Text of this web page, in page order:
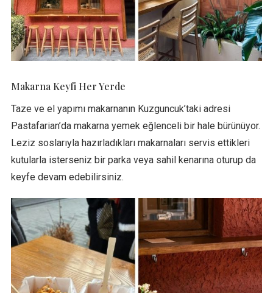
Makarna Keyfi Her Yerde
Taze ve el yapımı makarnanın Kuzguncuk’taki adresi
Pastafarian’da makarna yemek eğlenceli bir hale bürünüyor.
Leziz soslarıyla hazırladıkları makarnaları servis ettikleri
kutularla isterseniz bir parka veya sahil kenarına oturup da
keyfe devam edebilirsiniz.